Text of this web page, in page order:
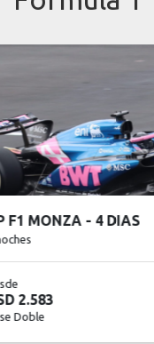
CHARTER GP F1
desde
USD 3.207